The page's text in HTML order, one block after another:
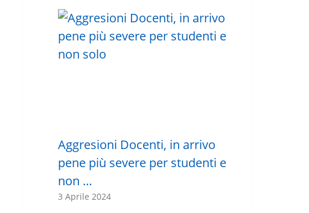
Aggresioni Docenti, in arrivo
pene più severe per studenti e
non …
3 Aprile 2024